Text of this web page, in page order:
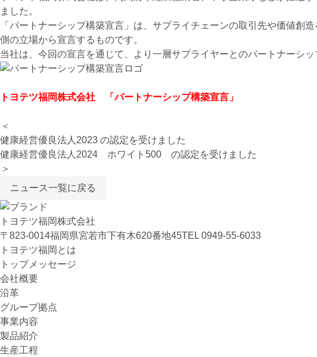
ました。
「パートナーシップ構築宣言」は、サプライチェーンの取引先や価値創
側の立場から宣言するものです。
当社は、今回の宣言を通じて、より一層サプライヤーとのパートナーシ
トヨテツ福岡株式会社 「パートナーシップ構築宣言」
＜
健康経営優良法人2023 の認定を受けました
健康経営優良法人2024 ホワイト500 の認定を受けました
＞
ニュース一覧に戻る
トヨテツ福岡株式会社
〒823-0014福岡県宮若市下有木620番地45TEL 0949-55-6033
トヨテツ福岡とは
トップメッセージ
会社概要
沿革
グループ拠点
事業内容
製品紹介
生産工程